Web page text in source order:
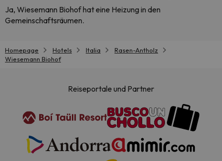
Ja, Wiesemann Biohof hat eine Heizung in den
Gemeinschaftsräumen.
Homepage Hotels Italia
Rasen-Antholz
Wiesemann Biohof
Reiseportale und Partner